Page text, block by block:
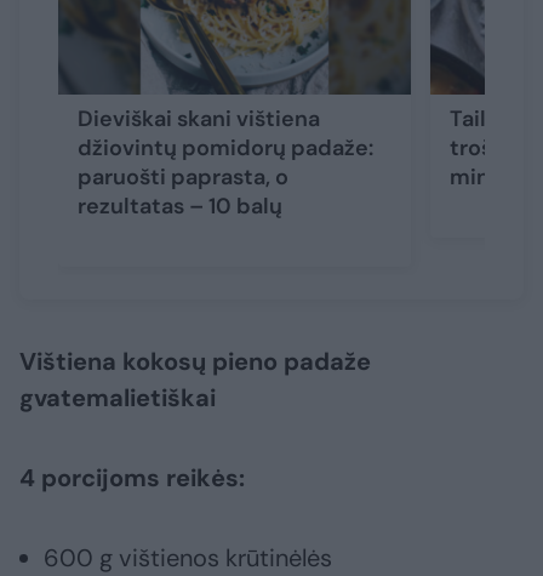
Dieviškai skani vištiena
džiovintų pomidorų padaže:
paruošti paprasta, o
rezultatas – 10 balų
Vištiena kokosų pieno padaže
gvatemalietiškai
4 porcijoms reikės:
600 g vištienos krūtinėlės